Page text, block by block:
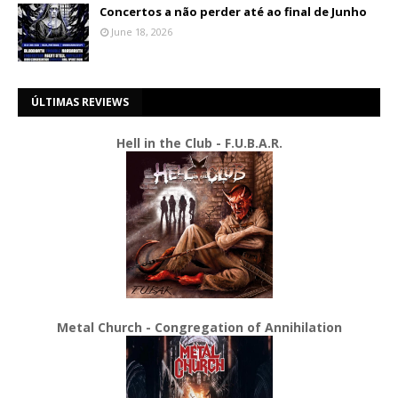
Concertos a não perder até ao final de Junho
June 18, 2026
ÚLTIMAS REVIEWS
Hell in the Club - F.U.B.A.R.
Metal Church - Congregation of Annihilation